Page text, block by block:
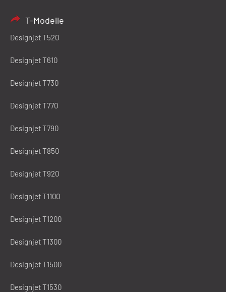
T-Modelle
Designjet T520
Designjet T610
Designjet T730
Designjet T770
Designjet T790
Designjet T850
Designjet T920
Designjet T1100
Designjet T1200
Designjet T1300
Designjet T1500
Designjet T1530